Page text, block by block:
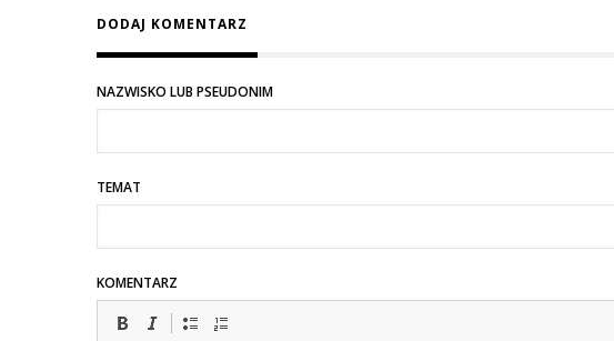
DODAJ KOMENTARZ
NAZWISKO LUB PSEUDONIM
TEMAT
KOMENTARZ